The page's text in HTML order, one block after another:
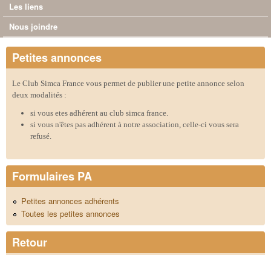
Les liens
Nous joindre
Petites annonces
Le Club Simca France vous permet de publier une petite annonce selon
deux modalités :
si vous etes adhérent au club simca france.
si vous n'êtes pas adhérent à notre association, celle-ci vous sera
refusé.
Formulaires PA
Petites annonces adhérents
Toutes les petites annonces
Retour